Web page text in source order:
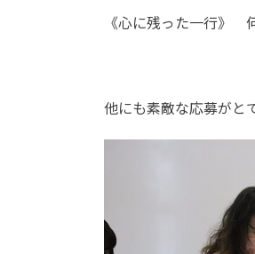
《心に残った一行》
他にも素敵な応募がと